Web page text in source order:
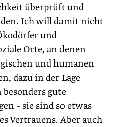
überprüft und
Ich will damit nicht
und
Orte, an denen
und humanen
dazu in der Lage
gute
– sie sind so etwas
Vertrauens. Aber auch